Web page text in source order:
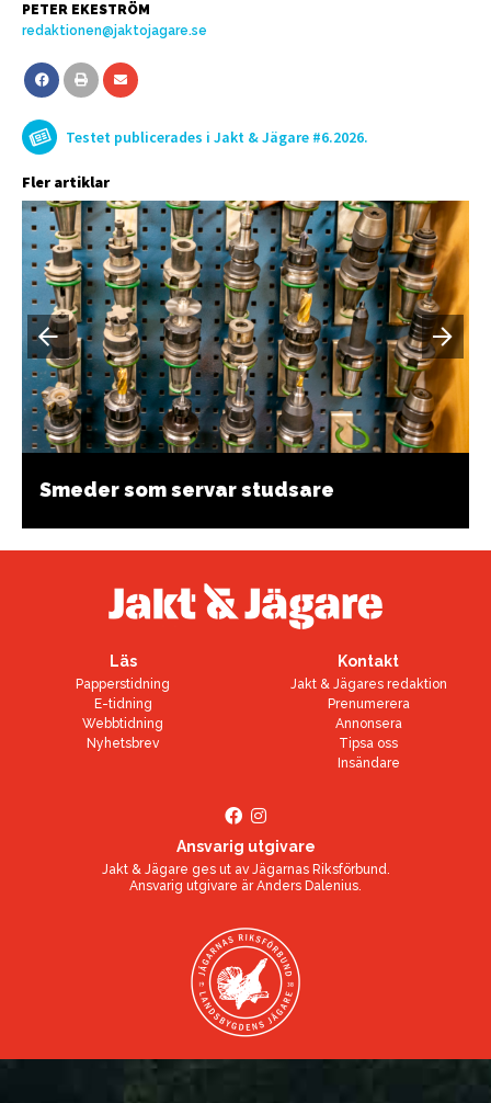
PETER EKESTRÖM
redaktionen@jaktojagare.se
Testet publicerades i Jakt & Jägare #6.2026.
Fler artiklar
Smeder som servar studsare
Läs
Papperstidning
E-tidning
Webbtidning
Nyhetsbrev
Kontakt
Jakt & Jägares redaktion
Prenumerera
Annonsera
Tipsa oss
Insändare
Ansvarig utgivare
Jakt & Jägare ges ut av Jägarnas Riksförbund.
Ansvarig utgivare ärAnders Dalenius.